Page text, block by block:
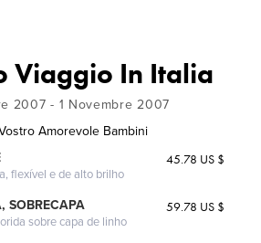
Viaggio In Italia
2007 - 1 Novembre 2007
Amorevole Bambini
flexível e de alto brilho
45.78 US $
SOBRECAPA
sobre capa de linho
59.78 US $